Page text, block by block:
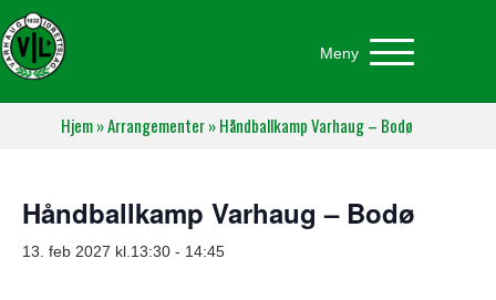
Meny
Hjem»Arrangementer»Håndballkamp Varhaug – Bodø
Håndballkamp Varhaug – Bodø
13. feb 2027 kl.13:30 - 14:45